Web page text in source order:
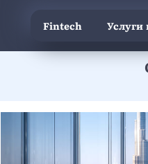
Fintech